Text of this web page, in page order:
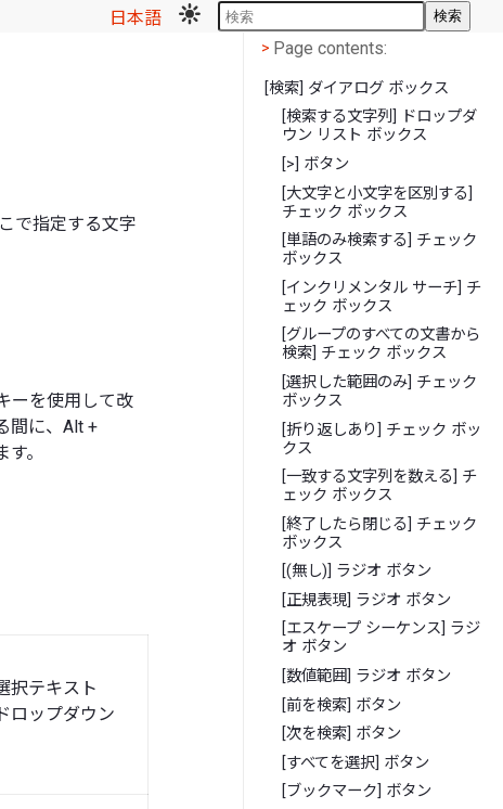
日本語 検索
で指定する文字
ーを使用して改
間に、Alt +
。
択テキスト
ロップダウン
< Page contents
> Page contents:
[検索] ダイアログ ボックス
[検索する文字列] ドロップダ
ウン リスト ボックス
[>] ボタン
[大文字と小文字を区別する]
チェック ボックス
[単語のみ検索する] チェック
ボックス
[インクリメンタル サーチ] チ
ェック ボックス
[グループのすべての文書から
検索] チェック ボックス
[選択した範囲のみ] チェック
ボックス
[折り返しあり] チェック ボッ
クス
[一致する文字列を数える] チ
ェック ボックス
[終了したら閉じる] チェック
ボックス
[(無し)] ラジオ ボタン
[正規表現] ラジオ ボタン
[エスケープ シーケンス] ラジ
オ ボタン
[数値範囲] ラジオ ボタン
[前を検索] ボタン
[次を検索] ボタン
[すべてを選択] ボタン
[ブックマーク] ボタン